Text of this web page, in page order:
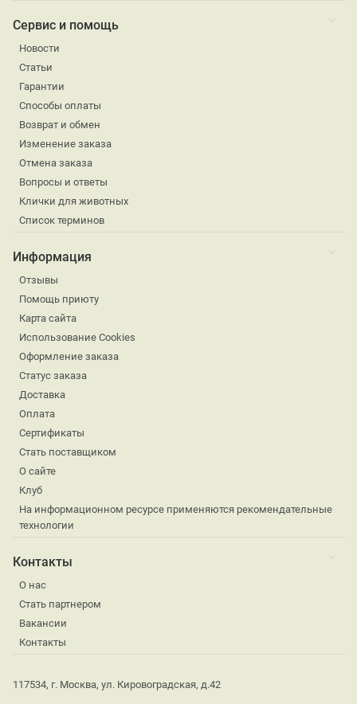
Сервис и помощь
Новости
Статьи
Гарантии
Способы оплаты
Возврат и обмен
Изменение заказа
Отмена заказа
Вопросы и ответы
Клички для животных
Список терминов
Информация
Отзывы
Помощь приюту
Карта сайта
Использование Cookies
Оформление заказа
Статус заказа
Доставка
Оплата
Сертификаты
Стать поставщиком
О сайте
Клуб
На информационном ресурсе применяются рекомендательные
технологии
Контакты
О нас
Стать партнером
Вакансии
Контакты
117534, г. Москва, ул. Кировоградская, д.42